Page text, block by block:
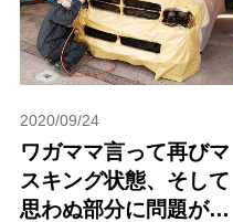
2020/09/24
ワガママ言って再びマ
スキング状態、そして
思わぬ部分に問題が…